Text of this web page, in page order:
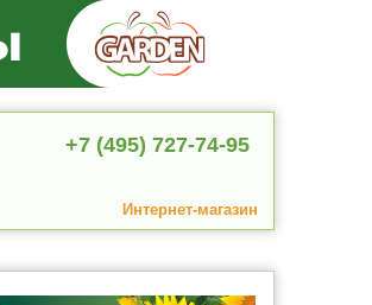
+7 (495) 727-74-95
Интернет-магазин